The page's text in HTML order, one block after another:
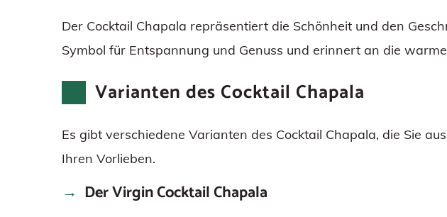
Der Cocktail Chapala repräsentiert die Schönheit und den
Symbol für Entspannung und Genuss und erinnert an die
Varianten des Cocktail Chapala
Es gibt verschiedene Varianten des Cocktail Chapala, die Sie
Ihren Vorlieben.
Der Virgin Cocktail Chapala